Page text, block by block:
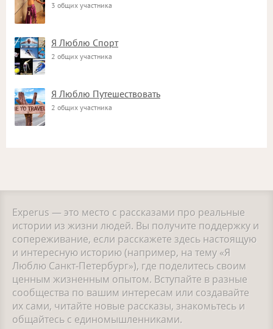
3 общих участника
Я Люблю Спорт
2 общих участника
Я Люблю Путешествовать
2 общих участника
Experus — это место с рассказами про реальные
истории из жизни людей. Вы получите поддержку и
сопереживание, если расскажете здесь настоящую
и интересную историю (например, на тему «Я
Люблю Санкт-Петербург»), где поделитесь своим
ценным жизненным опытом. Вступайте в разные
сообщества по вашим интересам или создавайте
их сами, читайте новые рассказы, знакомьтесь и
общайтесь с единомышленниками.